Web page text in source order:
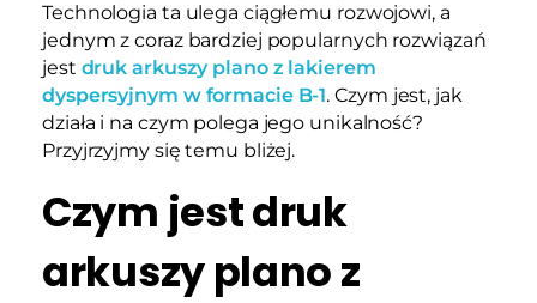
Technologia ta ulega ciągłemu rozwojowi, a
jednym z coraz bardziej popularnych rozwiązań
jest druk arkuszy plano z lakierem
dyspersyjnym w formacie B-1. Czym jest, jak
działa i na czym polega jego unikalność?
Przyjrzyjmy się temu bliżej.
Czym jest druk
arkuszy plano z